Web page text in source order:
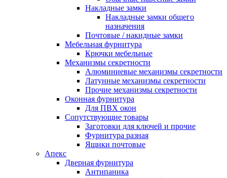
Накладные замки
Накладные замки общего
назначения
Почтовые / накидные замки
Мебельная фурнитура
Крючки мебельные
Механизмы секретности
Алюминиевые механизмы секретности
Латунные механизмы секретности
Прочие механизмы секретности
Оконная фурнитура
Для ПВХ окон
Сопутствующие товары
Заготовки для ключей и прочие
Фурнитура разная
Ящики почтовые
Апекс
Дверная фурнитура
Антипаника